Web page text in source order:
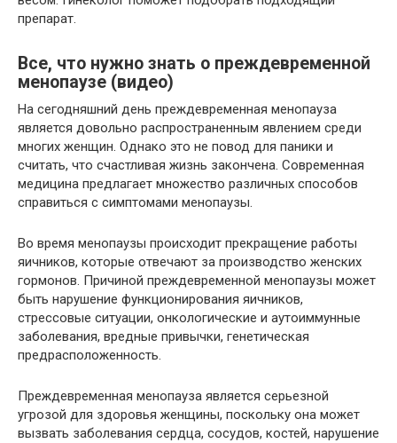
препарат.
Все, что нужно знать о преждевременной
менопаузе (видео)
На сегодняшний день преждевременная менопауза
является довольно распространенным явлением среди
многих женщин. Однако это не повод для паники и
считать, что счастливая жизнь закончена. Современная
медицина предлагает множество различных способов
справиться с симптомами менопаузы.
Во время менопаузы происходит прекращение работы
яичников, которые отвечают за производство женских
гормонов. Причиной преждевременной менопаузы может
быть нарушение функционирования яичников,
стрессовые ситуации, онкологические и аутоиммунные
заболевания, вредные привычки, генетическая
предрасположенность.
Преждевременная менопауза является серьезной
угрозой для здоровья женщины, поскольку она может
вызвать заболевания сердца, сосудов, костей, нарушение